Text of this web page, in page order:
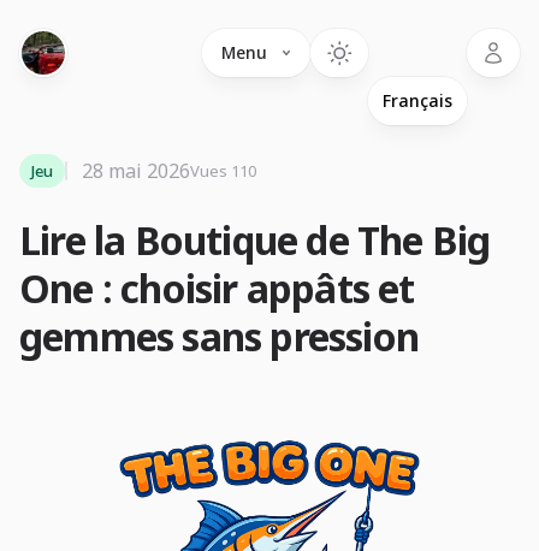
Menu
Lire la Boutique de The Big
One : choisir appâts et
gemmes sans pression
Jeu 28 mai 2026Vues 110